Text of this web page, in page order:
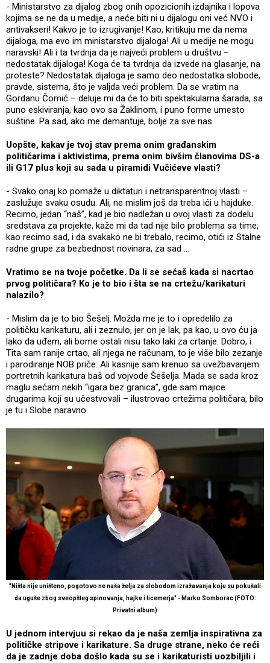
- Ministarstvo za dijalog zbog onih opozicionih izdajnika i lopova
kojima se ne da u medije, a neće biti ni u dijalogu oni već NVO i
antivakseri! Kakvo je to izrugivanje! Kao, kritikuju me da nema
dijaloga, ma evo im ministarstvo dijaloga! Ali u medije ne mogu
naravski! Ali i ta tvrdnja da je najveći problem u društvu –
nedostatak dijaloga! Koga će ta tvrdnja da izvede na glasanje, na
proteste? Nedostatak dijaloga je samo deo nedostatka slobode,
pravde, sistema, što je valjda veći problem. Da se vratim na
Gordanu Čomić – deluje mi da će to biti spektakularna šarada, sa
puno eskiviranja, kao ovo sa Žaklinom, i puno forme umesto
suštine. Pa sad, ako me demantuje, bolje za sve nas.
Uopšte, kakav je tvoj stav prema onim građanskim
političarima i aktivistima, prema onim bivšim članovima DS-a
ili G17 plus koji su sada u piramidi Vučićeve vlasti?
- Svako onaj ko pomaže u diktaturi i netransparentnoj vlasti –
zaslužuje svaku osudu. Ali, ne mislim još da treba ići u hajduke.
Recimo, jedan “naš”, kad je bio nadležan u ovoj vlasti za dodelu
sredstava za projekte, kaže mi da tad nije bilo problema sa time,
kao recimo sad, i da svakako ne bi trebalo, recimo, otići iz Stalne
radne grupe za bezbednost novinara, za sad …
Vratimo se na tvoje početke. Da li se sećaš kada si nacrtao
prvog političara? Ko je to bio i šta se na crtežu/karikaturi
nalazilo?
- Mislim da je to bio Šešelj. Možda me je to i opredelilo za
političku karikaturu, ali i zeznulo, jer on je lak, pa kao, u ovo ću ja
lako da uđem, ali bome ostali nisu tako laki za crtanje. Dobro, i
Tita sam ranije crtao, ali njega ne računam, to je više bilo zezanje
i parodiranje NOB priče. Ali kasnije sam krenuo sa uvežbavanjem
portretnih karikatura baš od vojvode Šešelja. Mada se sada kroz
maglu sećam nekih “igara bez granica”, gde sam majice
drugarima koji su učestvovali – ilustrovao crtežima političara, bilo
je tu i Slobe naravno.
"Ništa nije uništeno, pogotovo ne naša želja za slobodom izražavanja koju su pokušali
da uguše zbog sveopšteg spinovanja, hajke i licemerja" - Marko Somborac (FOTO:
Privatni album)
U jednom intervjuu si rekao da je naša zemlja inspirativna za
političke stripove i karikature. Sa druge strane, neko će reći
da je zadnje doba došlo kada su se i karikaturisti uozbiljili i